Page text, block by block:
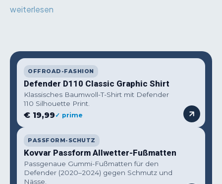
weiterlesen
OFFROAD-FASHION
Defender D110 Classic Graphic Shirt
Klassisches Baumwoll-T-Shirt mit Defender
110 Silhouette Print.
€ 19,99✓ prime
PASSFORM-SCHUTZ
Kovvar Passform Allwetter-Fußmatten
Passgenaue Gummi-Fußmatten für den
Defender (2020–2024) gegen Schmutz und
Nässe.